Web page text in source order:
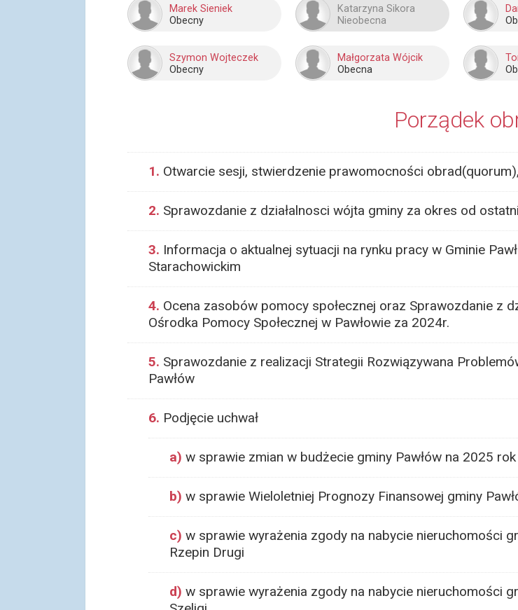
Marek Sieniek
Obecny
Katarzyna Sikora
Nieobecna
Szymon Wojteczek
Obecny
Małgorzata Wójcik
Obecna
Porządek
1. Otwarcie sesji, stwierdzenie prawomocności
2. Sprawozdanie z działalnosci wójta gminy za okres od
3. Informacja o aktualnej sytuacji na rynku pracy w Gminie
Starachowickim
4. Ocena zasobów pomocy społecznej oraz Sprawozdanie z
Ośrodka Pomocy Społecznej w Pawłowie za 2024r.
5. Sprawozdanie z realizacji Strategii Rozwiązywana
Pawłów
6. Podjęcie uchwał
a) w sprawie zmian w budżecie gminy Pawłów na 2025 rok
b) w sprawie Wieloletniej Prognozy Finansowej gminy
c) w sprawie wyrażenia zgody na nabycie nieruchomości
Rzepin Drugi
d) w sprawie wyrażenia zgody na nabycie nieruchomości